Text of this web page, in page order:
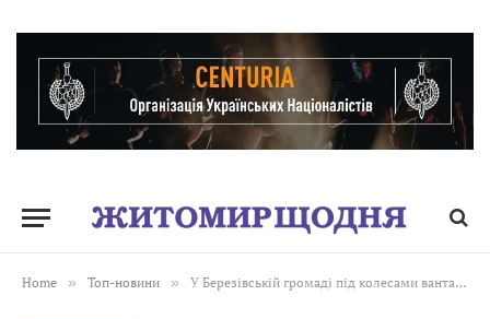
Home » Топ-новини » У Березівській громаді під колесами вантажівки загинув пішохід: поліцейські розпочали досудове розслідування